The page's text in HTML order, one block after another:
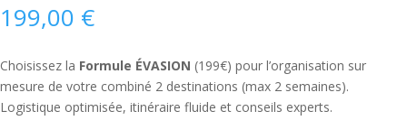
199,00 €
Choisissez la Formule ÉVASION (199€) pour l’organisation sur
mesure de votre combiné 2 destinations (max 2 semaines).
Logistique optimisée, itinéraire fluide et conseils experts.